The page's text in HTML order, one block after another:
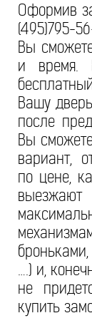
Оформив
(495)795-
Вы
и время.
Вашу
после
Вы
вариант,
по цене,
….) и,
не
купить